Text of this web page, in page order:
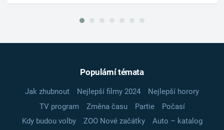
Populární témata
Jak zhubnout Nejlepší filmy 2024
Nejlepší horory
TV program
Změna času Partie
Počasí
Kdy budou volby
ZOO Nové začátky
Auto – katalog